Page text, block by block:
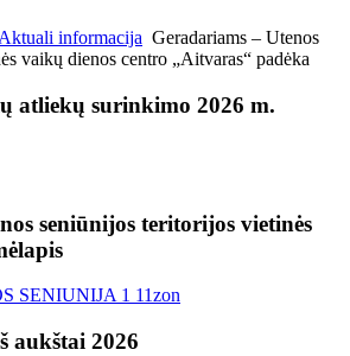
informacija Geradariams – Utenos
vaikų dienos centro „Aitvaras“ padėka
atliekų surinkimo 2026 m.
seniūnijos teritorijos vietinės
aukštai 2026